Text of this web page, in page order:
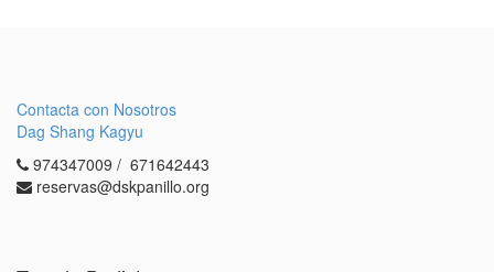
Contacta con Nosotros
Dag Shang Kagyu
974347009 / 671642443
reservas@dskpanillo.org